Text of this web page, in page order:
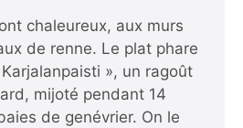
chaleureux, aux murs
de renne. Le plat phare
», un ragoût
mijoté pendant 14
de genévrier. On le